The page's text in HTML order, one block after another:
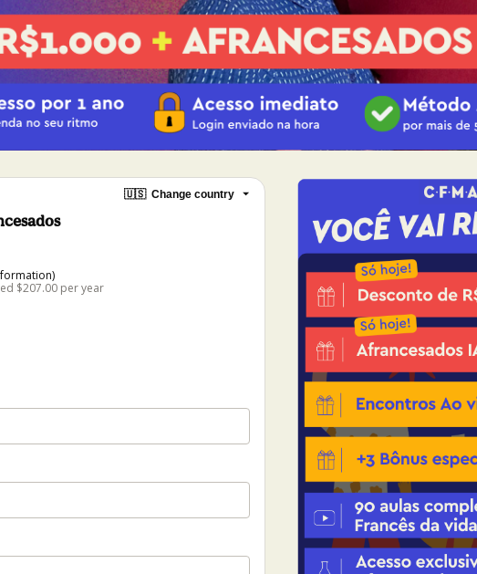
🇺🇸 Change country
$207.00 per year